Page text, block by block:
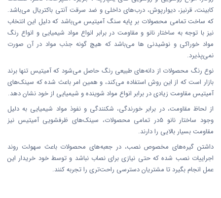
کابینت، قرنیز، دیوارپوش، درب‌های داخلی و ضد سرقت آنتی باکتریال می‌باشد.
که ساخت تمامی محصولات بر پایه سنگ آمیتیس می‌باشد که دلیل این انتخاب
نیز با توجه به ساختار نانو و مقاومت در برابر انواع مواد شیمیایی و انواع رنگ
مواد خوراکی و نوشیدنی ها می‌باشد که هیچ گونه جذب مواد در آن صورت
نمی‌پذیرد.
نوع رنگ محصولات از دانه‌های طبیعی رنگ حاصل می‌شود که آمیتیس تنها برند
بازار است که از این روش استفاده می‌کند، و همین امر باعث شده که سینک‌های
آمیتیس مقاومت زیادی در برابر انواع مواد شوینده و شیمیایی از خود نشان دهد.
از لحاظ مقاومت، در برابر خورندگی، شکنندگی و نفوذ مواد شیمیایی به دلیل
وجود ساختار نانو 5در تمامی محصولات، سینک‌های ظرفشویی آمیتیس نیز
مقاومت بسیار بالایی را دارند.
داشتن گیره‌های مخصوص نصب، در جعبه‌های محصولات باعث سهولت روند
اجراییات نصب شده که حتی نیازی برای نصاب نباشد و توسط خود خریدار این
عمل انجام بگیرد تا مشتریان دسترسی راحت‌تری را تجربه کنند.